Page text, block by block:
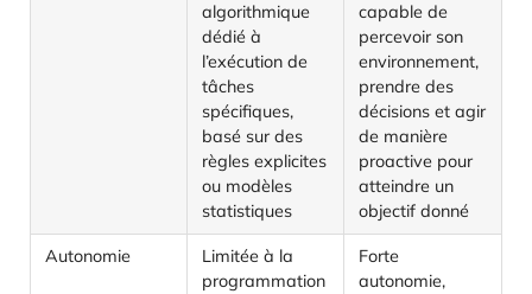
algorithmique
dédié à
l’exécution de
tâches
spécifiques,
basé sur des
règles explicites
ou modèles
statistiques
capable de
percevoir son
environnement,
prendre des
décisions et agir
de manière
proactive pour
atteindre un
objectif donné
Autonomie
Limitée à la
programmation
Forte
autonomie,